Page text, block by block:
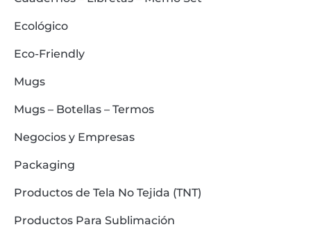
Ecológico
Eco-Friendly
Mugs
Mugs – Botellas – Termos
Negocios y Empresas
Packaging
Productos de Tela No Tejida (TNT)
Productos Para Sublimación